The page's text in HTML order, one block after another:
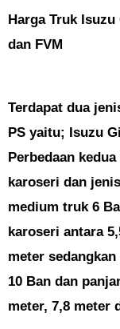
Harga Truk
dan FVM
Terdapat dua
PS yaitu; Isuzu
Perbedaan
karoseri dan
medium truk 6
karoseri antara
meter
10 Ban dan
meter, 7,8 meter